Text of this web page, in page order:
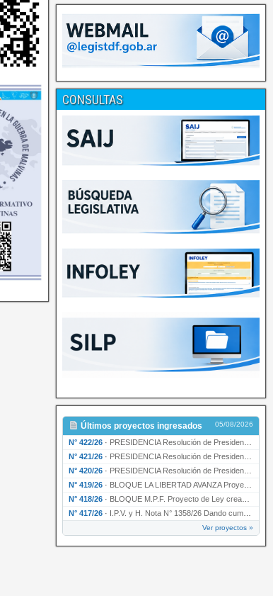
CONSULTAS
Últimos proyectos ingresados 05/08/2026
N° 422/26 · PRESIDENCIA Resolución de Presidencia N° 200/26 para su ratificación.
N° 421/26 · PRESIDENCIA Resolución de Presidencia N° 199/26 para su ratificación.
N° 420/26 · PRESIDENCIA Resolución de Presidencia N° 198/26 para su ratificación.
N° 419/26 · BLOQUE LA LIBERTAD AVANZA Proyecto de Ley declarando la esencialidad del servicio educativ…
N° 418/26 · BLOQUE M.P.F. Proyecto de Ley creando el Ente Único Regulador de servicios públicos de la …
N° 417/26 · I.P.V. y H. Nota N° 1358/26 Dando cumplimiento al artículo 29 de la Ley provincial N° 1399…
Ver proyectos »